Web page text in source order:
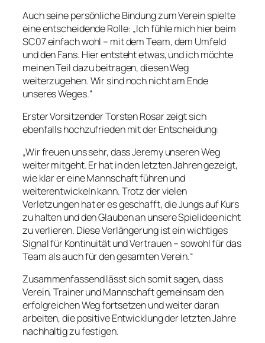
Auch seine persönliche Bindung zum Verein spielte
eine entscheidende Rolle: „Ich fühle mich hier beim
SC07 einfach wohl – mit dem Team, dem Umfeld
und den Fans. Hier entsteht etwas, und ich möchte
meinen Teil dazu beitragen, diesen Weg
weiterzugehen. Wir sind noch nicht am Ende
unseres Weges.“
Erster Vorsitzender Torsten Rosar zeigt sich
ebenfalls hochzufrieden mit der Entscheidung:
„Wir freuen uns sehr, dass Jeremy unseren Weg
weiter mitgeht. Er hat in den letzten Jahren gezeigt,
wie klar er eine Mannschaft führen und
weiterentwickeln kann. Trotz der vielen
Verletzungen hat er es geschafft, die Jungs auf Kurs
zu halten und den Glauben an unsere Spielidee nicht
zu verlieren. Diese Verlängerung ist ein wichtiges
Signal für Kontinuität und Vertrauen – sowohl für das
Team als auch für den gesamten Verein.“
Zusammenfassend lässt sich somit sagen, dass
Verein, Trainer und Mannschaft gemeinsam den
erfolgreichen Weg fortsetzen und weiter daran
arbeiten, die positive Entwicklung der letzten Jahre
nachhaltig zu festigen.